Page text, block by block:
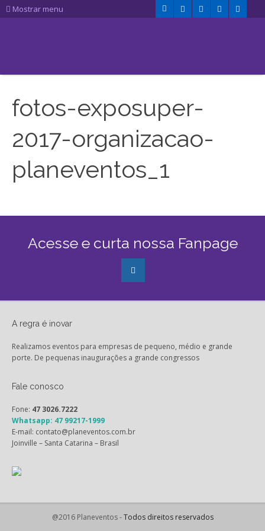
Mostrar menu
fotos-exposuper-
2017-organizacao-
planeventos_1
Acesse e curta nossa Fanpage
A regra é inovar
Realizamos eventos para empresas de pequeno, médio e grande
porte. De pequenas inaugurações a grande congressos
Fale conosco
Fone: 47 3026.7222
Whatsapp: 47 99217-1999
E-mail: contato@planeventos.com.br
Joinville – Santa Catarina – Brasil
@2016 Planeventos -Todos direitos reservados